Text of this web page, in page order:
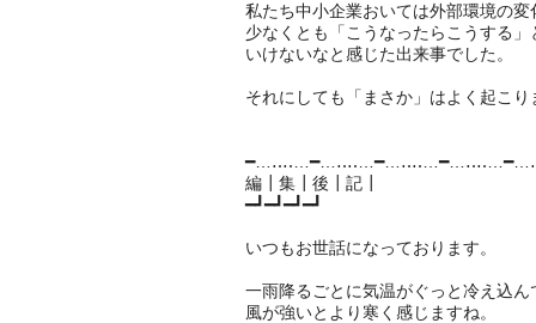
私たち中小企業おいては外部環境の
少なくとも「こうなったらこうする」
いけないなと感じた出来事でした。
それにしても「まさか」はよく起こり
編┃集┃後┃記┃
━┛━┛━┛━┛
いつもお世話になっております。
一雨降るごとに気温がぐっと冷え込
風が強いとより寒く感じますね。